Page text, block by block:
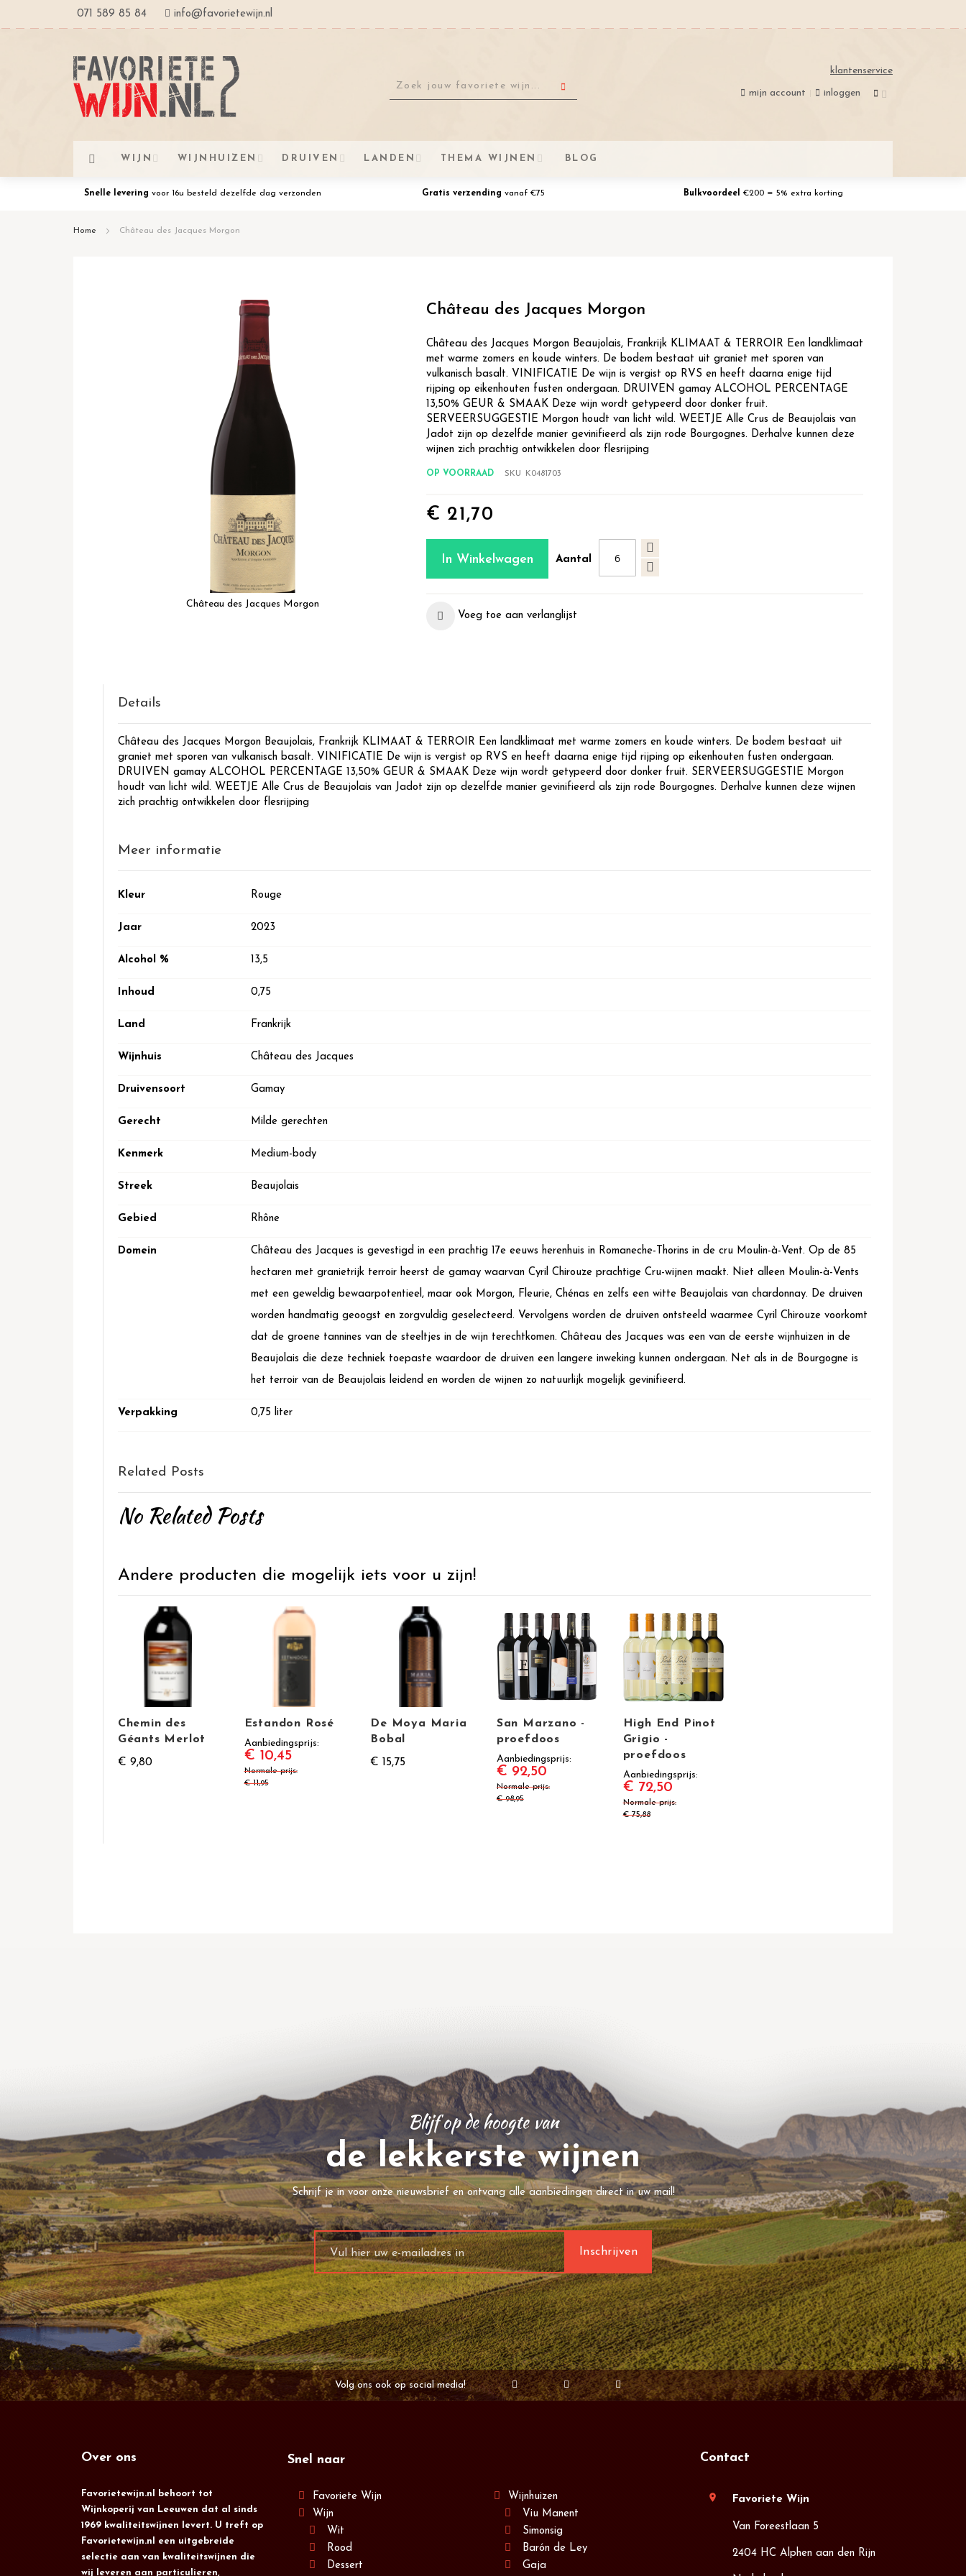
Ga
de
inhoud
071 589 85 84 info@favorietewijn.nl
klantenservice
mijn account inloggen
WIJN WIJNHUIZEN DRUIVEN LANDEN THEMA WIJNEN BLOG
Snelle levering voor 16u besteld dezelfde dag verzonden Gratis verzending vanaf €75 Bulkvoordeel €200 = 5% extra korting
Home Château des Jacques Morgon
Château des Jacques Morgon
van
Château des Jacques Morgon
Château des Jacques Morgon Beaujolais, Frankrijk KLIMAAT & TERROIR Een landklimaat
met warme zomers en koude winters. De bodem bestaat uit graniet met sporen van
vulkanisch basalt. VINIFICATIE De wijn is vergist op RVS en heeft daarna enige tijd
rijping op eikenhouten fusten ondergaan. DRUIVEN gamay ALCOHOL PERCENTAGE
13,50% GEUR & SMAAK Deze wijn wordt getypeerd door donker fruit.
SERVEERSUGGESTIE Morgon houdt van licht wild. WEETJE Alle Crus de Beaujolais van
Jadot zijn op dezelfde manier gevinifieerd als zijn rode Bourgognes. Derhalve kunnen deze
wijnen zich prachtig ontwikkelen door flesrijping
OP VOORRAAD SKU K0481703
€ 21,70
Aantal
In Winkelwagen
Voeg toe aan verlanglijst
Details
Château des Jacques Morgon Beaujolais, Frankrijk KLIMAAT & TERROIR Een landklimaat met warme zomers en koude winters. De bodem bestaat uit
graniet met sporen van vulkanisch basalt. VINIFICATIE De wijn is vergist op RVS en heeft daarna enige tijd rijping op eikenhouten fusten ondergaan.
DRUIVEN gamay ALCOHOL PERCENTAGE 13,50% GEUR & SMAAK Deze wijn wordt getypeerd door donker fruit. SERVEERSUGGESTIE Morgon
houdt van licht wild. WEETJE Alle Crus de Beaujolais van Jadot zijn op dezelfde manier gevinifieerd als zijn rode Bourgognes. Derhalve kunnen deze wijnen
zich prachtig ontwikkelen door flesrijping
Meer informatie
Meer
Kleur Rouge
Jaar 2023
Alcohol % 13,5
Inhoud 0,75
Land Frankrijk
Wijnhuis Château des Jacques
Druivensoort Gamay
Gerecht Milde gerechten
Kenmerk Medium-body
Streek Beaujolais
Gebied Rhône
Domein
Château des Jacques is gevestigd in een prachtig 17e eeuws herenhuis in Romaneche-Thorins in de cru Moulin-à-Vent. Op de 85
hectaren met granietrijk terroir heerst de gamay waarvan Cyril Chirouze prachtige Cru-wijnen maakt. Niet alleen Moulin-à-Vents
met een geweldig bewaarpotentieel, maar ook Morgon, Fleurie, Chénas en zelfs een witte Beaujolais van chardonnay. De druiven
worden handmatig geoogst en zorgvuldig geselecteerd. Vervolgens worden de druiven ontsteeld waarmee Cyril Chirouze voorkomt
dat de groene tannines van de steeltjes in de wijn terechtkomen. Château des Jacques was een van de eerste wijnhuizen in de
Beaujolais die deze techniek toepaste waardoor de druiven een langere inweking kunnen ondergaan. Net als in de Bourgogne is
het terroir van de Beaujolais leidend en worden de wijnen zo natuurlijk mogelijk gevinifieerd.
Verpakking 0,75 liter
Related Posts
No Related Posts
Andere producten die mogelijk iets voor u zijn!
Chemin des
Géants Merlot
€ 9,80
Estandon Rosé
Aanbiedingsprijs
€ 10,45
Normale prijs
€ 11,95
De Moya Maria
Bobal
€ 15,75
San Marzano -
proefdoos
Aanbiedingsprijs
€ 92,50
Normale prijs
€ 98,95
High End Pinot
Grigio -
proefdoos
Aanbiedingsprijs
€ 72,50
Normale prijs
€ 75,88
Blijf op de hoogte van
de lekkerste wijnen
Schrijf je in voor onze nieuwsbrief en ontvang alle aanbiedingen direct in uw mail!
Volg ons ook op social media!
Over ons
Favorietewijn.nl behoort tot
Wijnkoperij van Leeuwen dat al sinds
1969 kwaliteitswijnen levert. U treft op
Favorietewijn.nl een uitgebreide
selectie aan van kwaliteitswijnen die
wij leveren aan particulieren,
Snel naar
Favoriete Wijn
Wijn
Wit
Rood
Dessert
Wijnhuizen
Viu Manent
Simonsig
Barón de Ley
Gaja
Contact
location_on Favoriete Wijn
Van Foreestlaan 5
2404 HC Alphen aan den Rijn